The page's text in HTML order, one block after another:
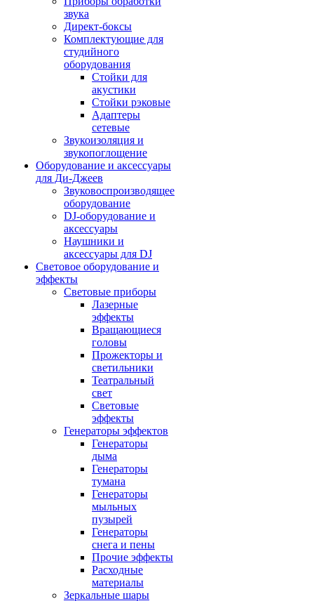
звука
Директ-боксы
Комплектующие для
студийного
оборудования
Стойки для
акустики
Стойки рэковые
Адаптеры
сетевые
Звукоизоляция и
звукопоглощение
Оборудование и аксессуары
для Ди-Джеев
Звуковоспроизводящее
оборудование
DJ-оборудование и
аксессуары
Наушники и
аксессуары для DJ
Световое оборудование и
эффекты
Световые приборы
Лазерные
эффекты
Вращающиеся
головы
Прожекторы и
светильники
Театральный
свет
Световые
эффекты
Генераторы эффектов
Генераторы
дыма
Генераторы
тумана
Генераторы
мыльных
пузырей
Генераторы
снега и пены
Прочие эффекты
Расходные
материалы
Зеркальные шары